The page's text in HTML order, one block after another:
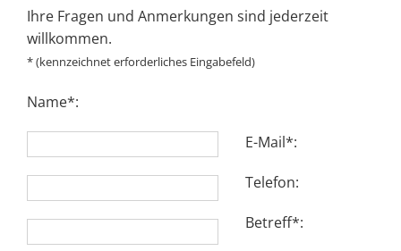
Ihre Fragen und Anmerkungen sind jederzeit
willkommen.
* (kennzeichnet erforderliches Eingabefeld)
Name*:
E-Mail*:
Telefon:
Betreff*: